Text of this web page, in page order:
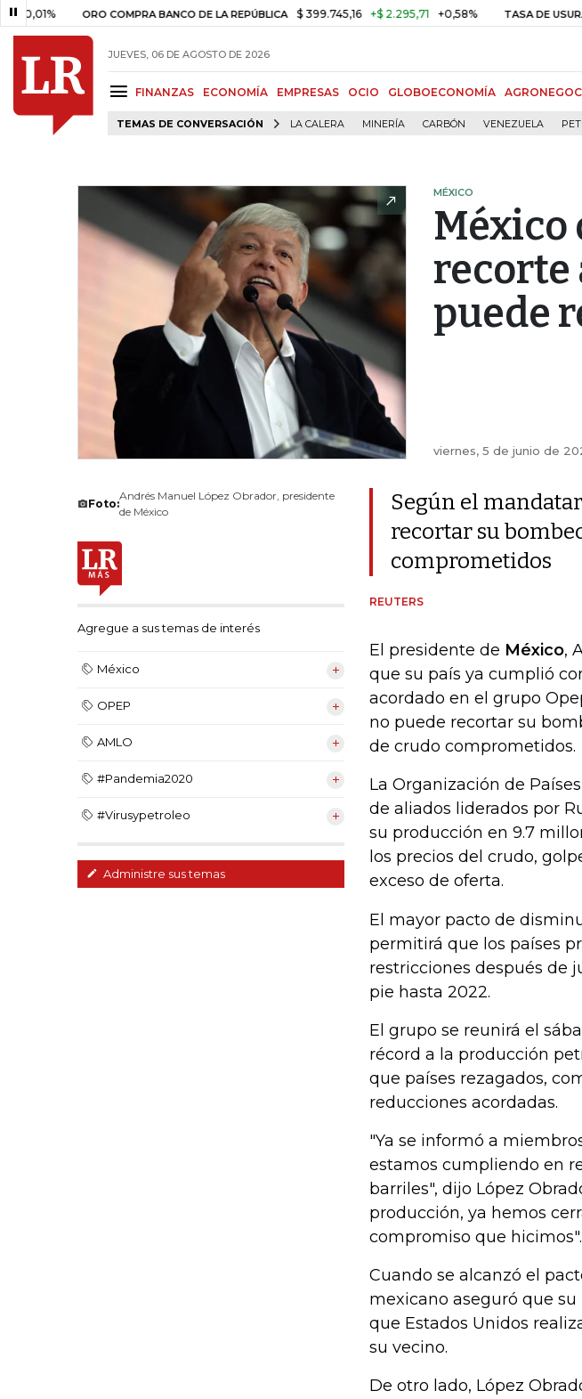
ORO COMPRA BANCO DE LA REPÚBLICA $ 399.745,16 +$ 2.295,71 +0,58% TASA DE USURA
JUEVES, 06 DE AGOSTO DE 2026
FINANZAS ECONOMÍA EMPRESAS OCIO GLOBOECONOMÍA
TEMAS DE CONVERSACIÓN LA CALERA MINERÍA CARBÓN VENEZUELA
MÉXICO
México
recorte
puede
viernes, 5 de junio de
Foto:
Andrés Manuel López Obrador, presidente
de México
Agregue a sus temas de interés
México
OPEP
AMLO
#Pandemia2020
#Virusypetroleo
Administre sus temas
Según el
recortar su
comprometidos
REUTERS
El presidente de México,
que su país ya cumplió
acordado en el grupo
no puede recortar su
de crudo comprometidos.
La Organización de
de aliados liderados por
su producción en 9.7
los precios del crudo,
exceso de oferta.
El mayor pacto de
permitirá que los países
restricciones después de
pie hasta 2022.
El grupo se reunirá el
récord a la producción
que países rezagados,
reducciones acordadas.
"Ya se informó a
estamos cumpliendo en
barriles", dijo López
producción, ya hemos
compromiso que hicimos".
Cuando se alcanzó el
mexicano aseguró que
que Estados Unidos
su vecino.
De otro lado, López